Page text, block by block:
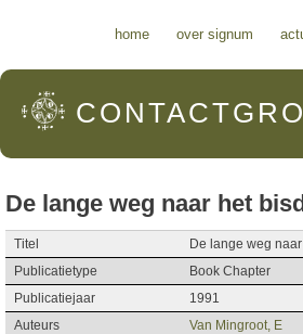
home over signum
De lange weg naar het
Titel
De lange weg
Publicatietype
Book Chapter
Publicatiejaar
1991
Auteurs
Van Mingroot, E